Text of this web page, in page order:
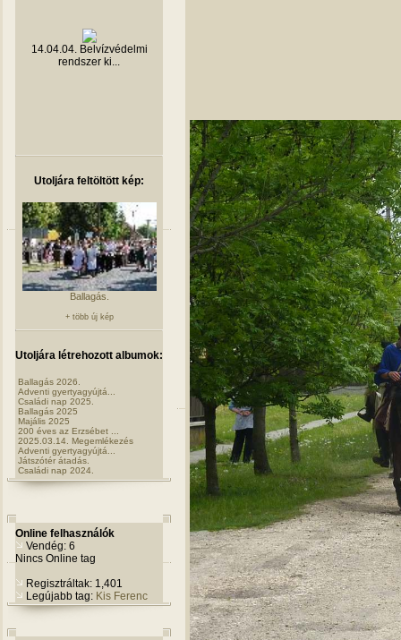
14.04.04. Belvízvédelmi
rendszer ki...
Utoljára feltöltött kép:
Ballagás.
+ több új kép
Utoljára létrehozott albumok:
Ballagás 2026.
Adventi gyertyagyújtá...
Családi nap 2025.
Ballagás 2025
Majális 2025
200 éves az Erzsébet ...
2025.03.14. Megemlékezés
Adventi gyertyagyújtá...
Játszótér átadás.
Családi nap 2024.
Online felhasználók
Vendég: 6
Nincs Online tag
Regisztráltak: 1,401
Legújabb tag: Kis Ferenc